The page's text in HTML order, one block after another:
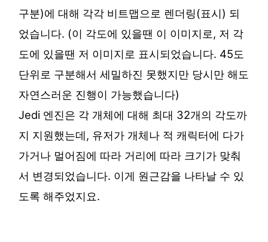
구분)에 대해 각각 비트맵으로 렌더링(표시) 되
었습니다. (이 각도에 있을땐 이 이미지로, 저 각
도에 있을땐 저 이미지로 표시되었습니다. 45도
단위로 구분해서 세밀하진 못했지만 당시만 해도
자연스러운 진행이 가능했습니다)
Jedi 엔진은 각 개체에 대해 최대 32개의 각도까
지 지원했는데, 유저가 개체나 적 캐릭터에 다가
가거나 멀어짐에 따라 거리에 따라 크기가 맞춰
서 변경되었습니다. 이게 원근감을 나타날 수 있
도록 해주었지요.